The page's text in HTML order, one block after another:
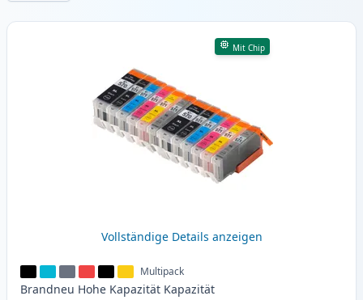
Produkte
Mit Chip
Vollständige Details anzeigen
Multipack
Brandneu Hohe Kapazität Kapazität